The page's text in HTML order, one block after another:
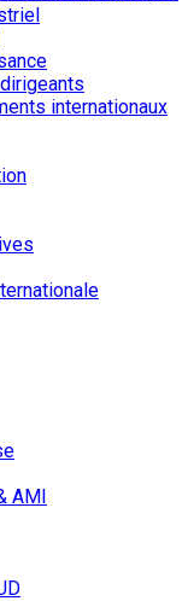
internationaux
AMI